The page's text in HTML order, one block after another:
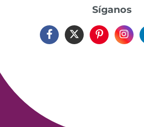
Síganos